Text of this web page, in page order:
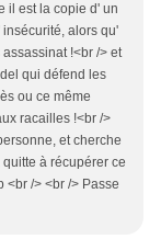
il est la copie d' un
alors qu'
!<br /> et
qui défend les
ou ce même
racailles !<br />
et cherche
à récupérer ce
<br /> <br /> Passe